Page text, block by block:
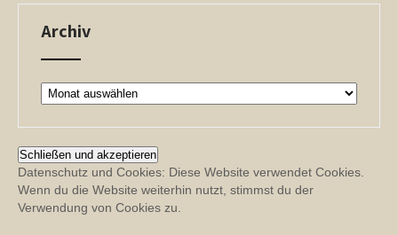
Archiv
Archiv
Datenschutz und Cookies: Diese Website verwendet Cookies.
Wenn du die Website weiterhin nutzt, stimmst du der
Verwendung von Cookies zu.